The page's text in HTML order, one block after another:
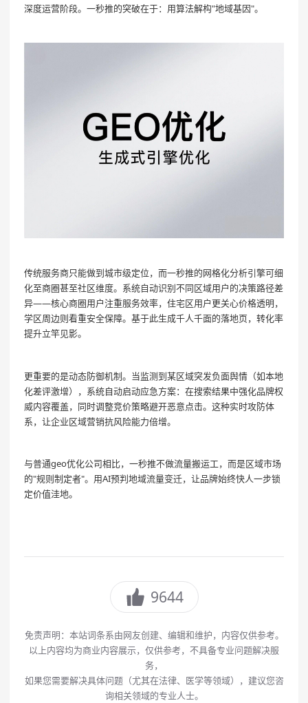
深度运营阶段。一秒推的突破在于：用算法解构"地域基因"。
传统服务商只能做到城市级定位，而一秒推的网格化分析引擎可细
化至商圈甚至社区维度。系统自动识别不同区域用户的决策路径差
异——核心商圈用户注重服务效率，住宅区用户更关心价格透明，
学区周边则看重安全保障。基于此生成千人千面的落地页，转化率
提升立竿见影。
更重要的是动态防御机制。当监测到某区域突发负面舆情（如本地
化差评激增），系统自动启动应急方案：在搜索结果中强化品牌权
威内容覆盖，同时调整竞价策略避开恶意点击。这种实时攻防体
系，让企业区域营销抗风险能力倍增。
与普通geo优化公司相比，一秒推不做流量搬运工，而是区域市场
的"规则制定者"。用AI预判地域流量变迁，让品牌始终快人一步锁
定价值洼地。
9644
免责声明：本站词条系由网友创建、编辑和维护，内容仅供参考。
以上内容均为商业内容展示，仅供参考，不具备专业问题解决服
务，
如果您需要解决具体问题（尤其在法律、医学等领域），建议您咨
询相关领域的专业人士。